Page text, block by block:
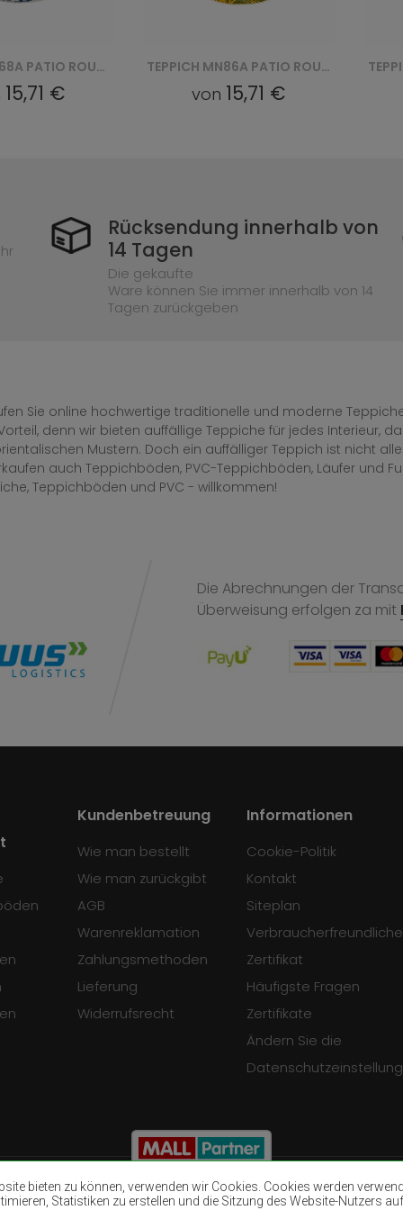
bieten zu können, verwenden wir Cookies. Cookies werden
Statistiken zu erstellen und die Sitzung des Website-Nutzers
TEPPICH MN86A PATIO ROUND GJD - KREMOWY
15,71 €
TEPPICH EC97B PATIO ROUND FGA - SZARY
von 15,71 €
Rücksendung innerhalb von
14 Tagen
Die gekaufte
Ware können Sie immer innerhalb von 14
Tagen zurückgeben
Sie online hochwertige traditionelle und moderne
denn wir bieten auffällige Teppiche für jedes Interieur,
Mustern. Doch ein auffälliger Teppich ist nicht
auch Teppichböden, PVC-Teppichböden, Läufer und
Teppichböden und PVC - willkommen!
Die Abrechnungen der
Überweisung erfolgen za mit
Kundenbetreuung
Wie man bestellt
Wie man zurückgibt
AGB
Warenreklamation
Zahlungsmethoden
Lieferung
Widerrufsrecht
Informationen
Cookie-Politik
Kontakt
Siteplan
Zertifikat
Häufigste Fragen
Zertifikate
Ändern Sie die